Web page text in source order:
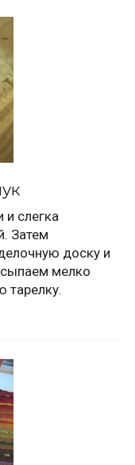
и слегка
Затем
доску и
мелко
тарелку.